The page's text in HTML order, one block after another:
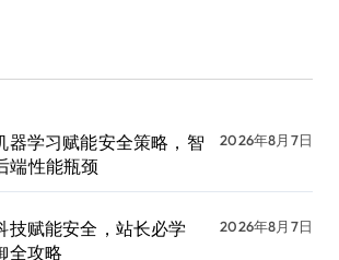
器学习赋能安全策略，智
端性能瓶颈
2026年8月7日
技赋能安全，站长必学
全攻略
2026年8月7日